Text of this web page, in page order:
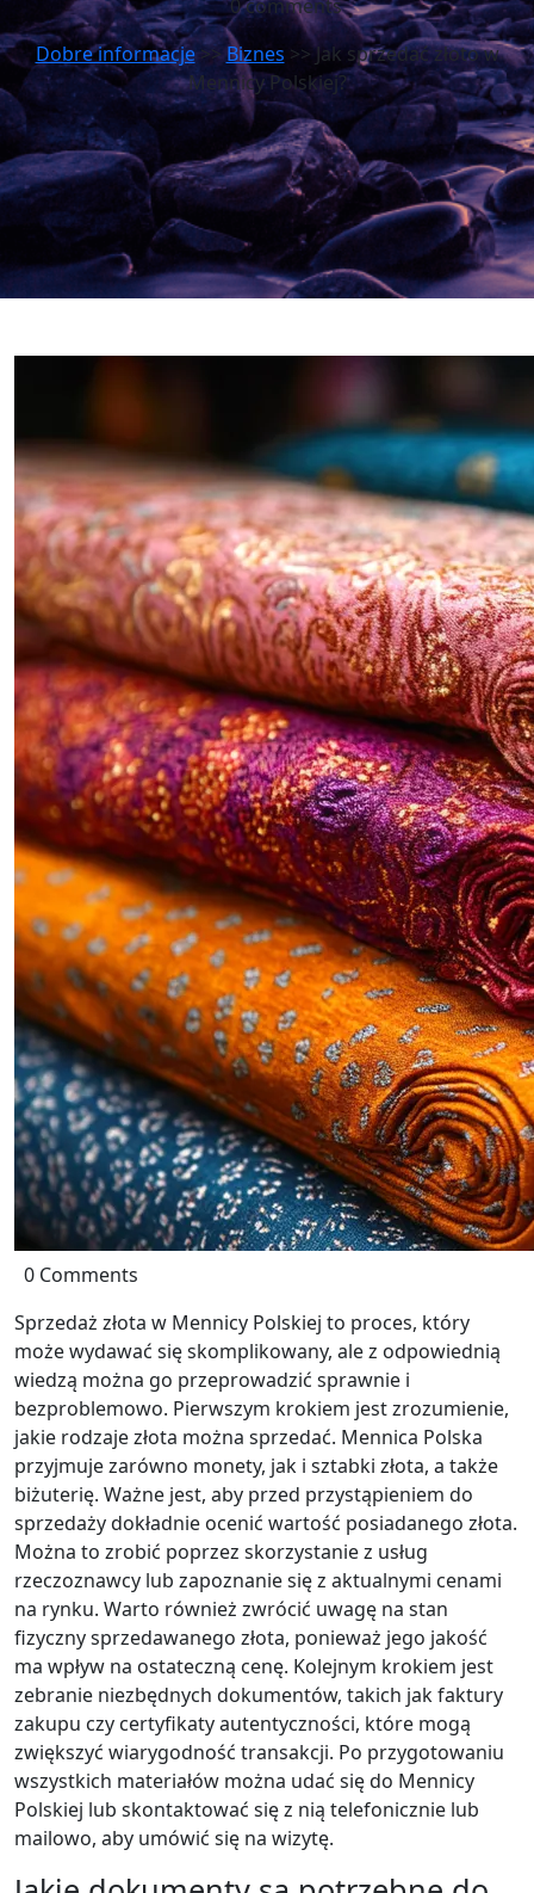
0 comments
Dobre informacje>> Biznes >> Jak sprzedać złoto w
Mennicy Polskiej?
0 Comments
Sprzedaż złota w Mennicy Polskiej to proces, który
może wydawać się skomplikowany, ale z odpowiednią
wiedzą można go przeprowadzić sprawnie i
bezproblemowo. Pierwszym krokiem jest zrozumienie,
jakie rodzaje złota można sprzedać. Mennica Polska
przyjmuje zarówno monety, jak i sztabki złota, a także
biżuterię. Ważne jest, aby przed przystąpieniem do
sprzedaży dokładnie ocenić wartość posiadanego złota.
Można to zrobić poprzez skorzystanie z usług
rzeczoznawcy lub zapoznanie się z aktualnymi cenami
na rynku. Warto również zwrócić uwagę na stan
fizyczny sprzedawanego złota, ponieważ jego jakość
ma wpływ na ostateczną cenę. Kolejnym krokiem jest
zebranie niezbędnych dokumentów, takich jak faktury
zakupu czy certyfikaty autentyczności, które mogą
zwiększyć wiarygodność transakcji. Po przygotowaniu
wszystkich materiałów można udać się do Mennicy
Polskiej lub skontaktować się z nią telefonicznie lub
mailowo, aby umówić się na wizytę.